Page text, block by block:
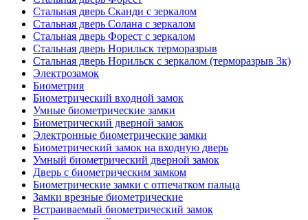
Стальная дверь Сканди с зеркалом
Стальная дверь Солана с зеркалом
Стальная дверь Форест с зеркалом
Стальная дверь Норильск терморазрыв
Стальная дверь Норильск с зеркалом (терморазрыв 3к)
Электрозамок
Биометрия
Биометрический входной замок
Умные биометрические замки
Биометрический дверной замок
Электронные биометрические замки
Биометрический замок на входную дверь
Умный биометрический дверной замок
Дверь с биометрическим замком
Биометрические замки с отпечатком пальца
Замки врезные биометрические
Встраиваемый биометрический замок